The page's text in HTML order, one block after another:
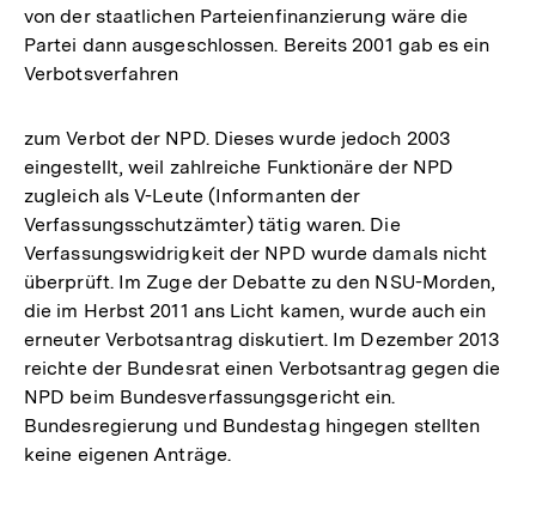
von der staatlichen Parteienfinanzierung wäre die
Partei dann ausgeschlossen. Bereits 2001 gab es ein
Verbotsverfahren
zum Verbot der NPD. Dieses wurde jedoch 2003
eingestellt, weil zahlreiche Funktionäre der NPD
zugleich als V-Leute (Informanten der
Verfassungsschutzämter) tätig waren. Die
Verfassungswidrigkeit der NPD wurde damals nicht
überprüft. Im Zuge der Debatte zu den NSU-Morden,
die im Herbst 2011 ans Licht kamen, wurde auch ein
erneuter Verbotsantrag diskutiert. Im Dezember 2013
reichte der Bundesrat einen Verbotsantrag gegen die
NPD beim Bundesverfassungsgericht ein.
Bundesregierung und Bundestag hingegen stellten
keine eigenen Anträge.